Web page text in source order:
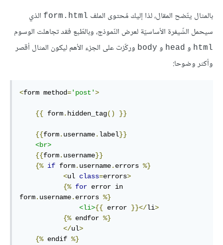
بالمثال يتّضح المقال، لذا إليك مُحتوى الملف form.html الذي
سيحمل الشّيفرة الأساسيّة لعرض النّموذج، وبالطّبع فقد تجاهلت الوسوم
html و head و body وركّزت على الجزء الأهم ليكون المثال أقصر
وأكثر وضوحا:
<form method='post'>
{{ form. hidden_tag() }}
{{form. username. label}}
<br>
{{form. username}}
{% if form. username. errors %}
<ul class=errors>
{% for error in
form. username. errors %}
<li>{{ error }}</li>
{% endfor %}
</ul>
{% endif %}